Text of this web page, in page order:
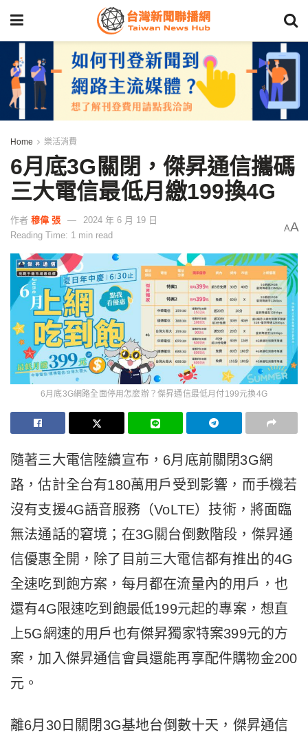
Home 樂活消費
6月底3G關閉，傑昇通信攜碼
三大電信最低月繳199換4G
作者 穆偉 張
2024 年 6 月 19 日
Reading Time: 1 min read
AA
6月底3G網路全面停用怎麼辦？傑昇通信最低月付199元換4G
隨著三大電信陸續宣布，6月底前關閉3G網
路，估計全台有180萬用戶受到影響，而手機若
沒有支援4G語音服務（VoLTE）技術，將面臨
無法通話的窘境；在3G關台倒數階段，傑昇通
信優惠全開，除了目前三大電信都有推出的4G
全速吃到飽方案，每月都在流量內的用戶，也
還有4G限速吃到飽最低199元起的專案，想直
上5G網速的用戶也有傑昇獨家特案399元的方
案，加入傑昇通信會員還能再享配件購物金200
元。
離6月30日關閉3G基地台倒數十天，傑昇通信